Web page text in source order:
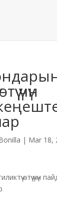
үчүн
| Mar 18,
өтүү үчүн